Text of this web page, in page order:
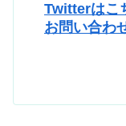
Twitterはこ
お問い合わ